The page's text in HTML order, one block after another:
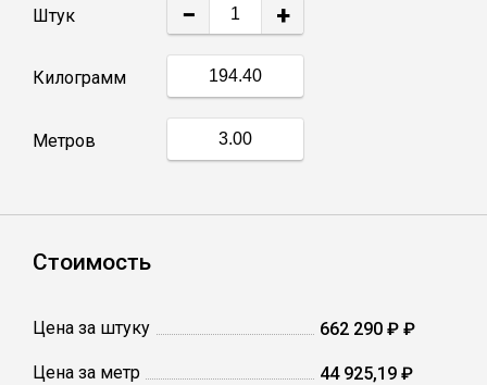
Катанка
Винтовые сваи
Штук − +
Килограмм
Метров
Стоимость
Цена за штуку 662 290 ₽ ₽
Цена за метр 44 925,19 ₽